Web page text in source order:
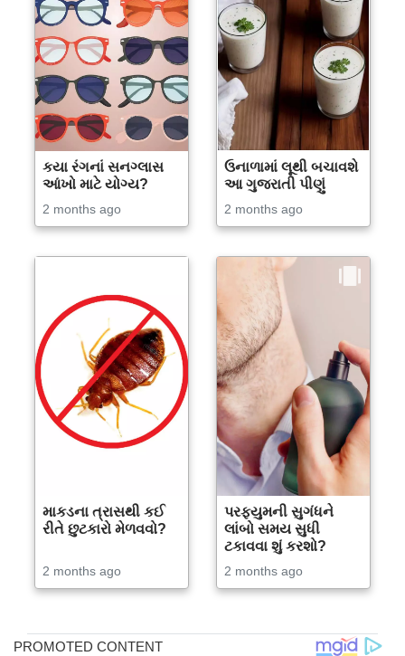
કયા રંગનાં સનગ્લાસ
આંખો માટે યોગ્ય?
2 months ago
ઉનાળામાં લૂથી બચાવશે
આ ગુજરાતી પીણું
2 months ago
માકડના ત્રાસથી કઈ
રીતે છુટકારો મેળવવો?
2 months ago
પરફ્યુમની સુગંધને
લાંબો સમય સુધી
ટકાવવા શું કરશો?
2 months ago